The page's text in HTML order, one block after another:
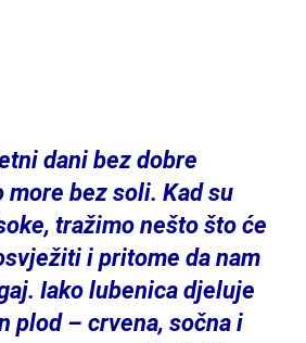
dani bez dobre
more bez soli. Kad su
tražimo nešto što će
i pritome da nam
Iako lubenica djeluje
plod – crvena, sočna i